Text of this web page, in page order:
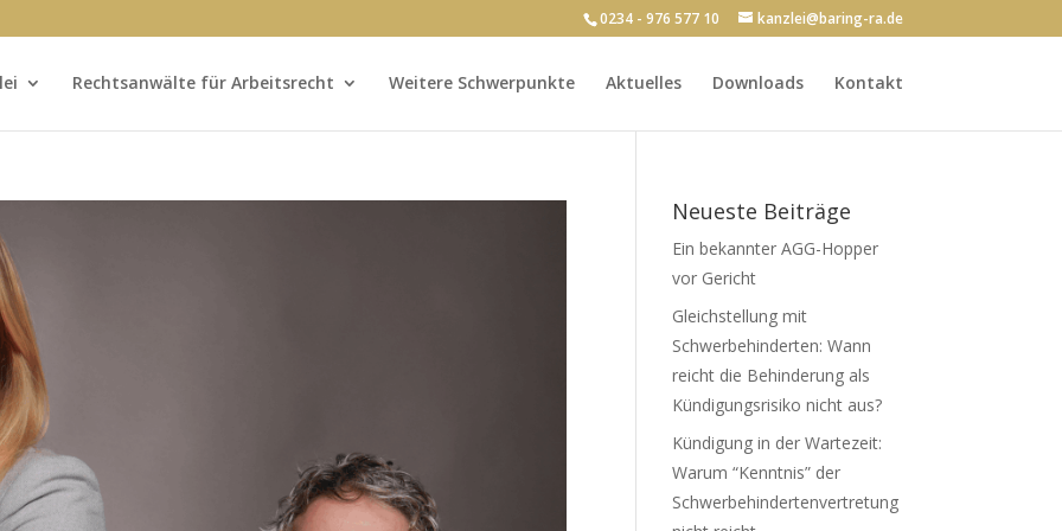
0234 - 976 577 10 kanzlei@baring-ra.de
Rechtsanwälte für Arbeitsrecht Weitere Schwerpunkte Aktuelles Downloads Kontakt
Neueste Beiträge
Ein bekannter AGG-Hopper
vor Gericht
Gleichstellung mit
Schwerbehinderten: Wann
reicht die Behinderung als
Kündigungsrisiko nicht aus?
Kündigung in der Wartezeit:
Warum “Kenntnis” der
Schwerbehindertenvertretung